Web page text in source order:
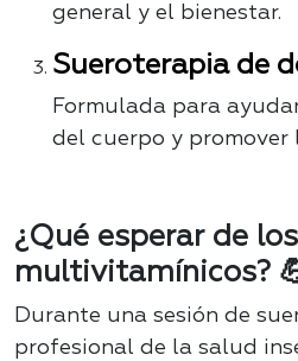
general y el bienestar.
Sueroterapia de
Formulada para
del cuerpo y promover
¿Qué esperar de los
multivitamínicos?
Durante una sesión de
profesional de la salud